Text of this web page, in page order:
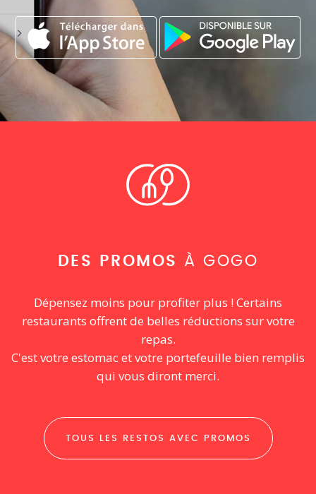
DES PROMOS À GOGO
Dépensez moins pour profiter plus ! Certains
restaurants offrent de belles réductions sur votre
repas.
C'est votre estomac et votre portefeuille bien remplis
qui vous diront merci.
TOUS LES RESTOS AVEC PROMOS